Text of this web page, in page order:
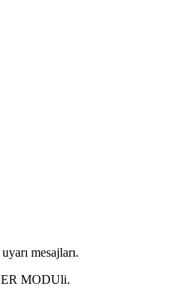
mesajları.
MODUli.